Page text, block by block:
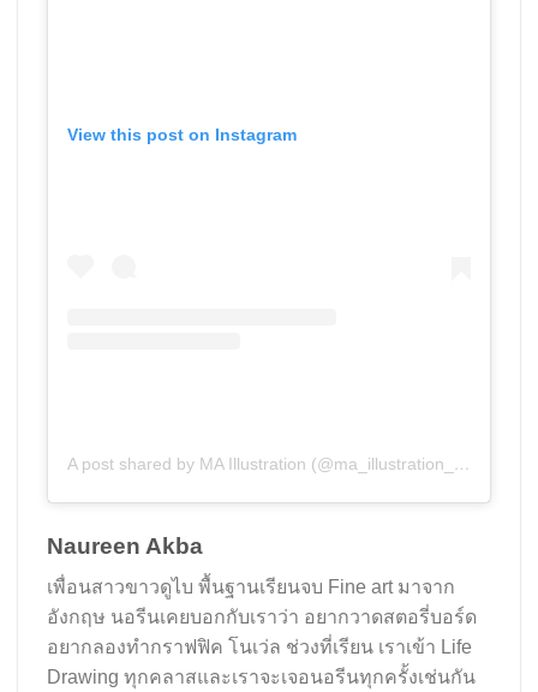
View this post on Instagram
A post shared by MA Illustration (@ma_illustration_aub)
Naureen Akba
เพื่อนสาวขาวดูไบ พื้นฐานเรียนจบ Fine art มาจาก
อังกฤษ นอรีนเคยบอกกับเราว่า อยากวาดสตอรี่บอร์ด
อยากลองทำกราฟฟิค โนเว่ล ช่วงที่เรียน เราเข้า Life
Drawing ทุกคลาสและเราจะเจอนอรีนทุกครั้งเช่นกัน